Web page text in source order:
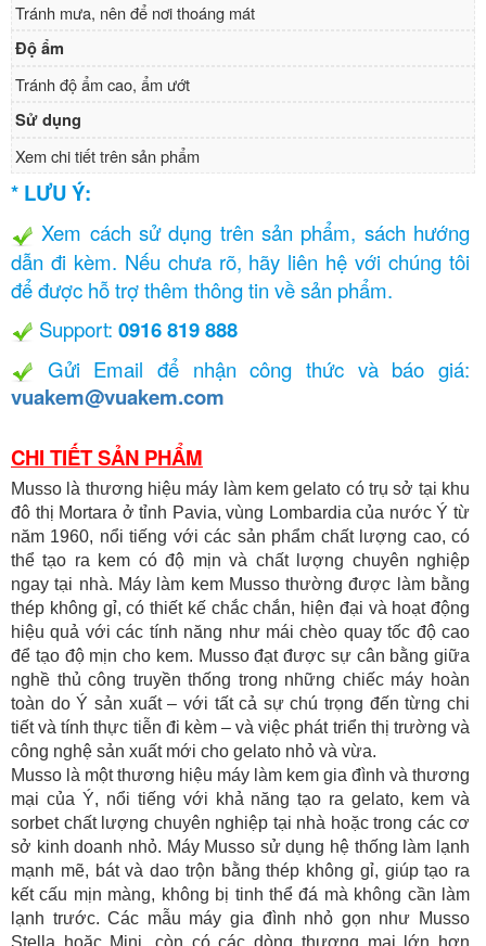
Tránh mưa, nên để nơi thoáng mát
Độ ẩm
Tránh độ ẩm cao, ẩm ướt
Sử dụng
Xem chi tiết trên sản phẩm
* LƯU Ý:
Xem cách sử dụng trên sản phẩm, sách hướng
dẫn đi kèm. Nếu chưa rõ, hãy liên hệ với chúng tôi
để được hỗ trợ thêm thông tin về sản phẩm.
Support: 0916 819 888
Gửi Email để nhận công thức và báo giá:
vuakem@vuakem.com
CHI TIẾT SẢN PHẨM
Musso là thương hiệu máy làm kem gelato có trụ sở tại khu
đô thị Mortara ở tỉnh Pavia, vùng Lombardia của nước Ý từ
năm 1960, nổi tiếng với các sản phẩm chất lượng cao, có
thể tạo ra kem có độ mịn và chất lượng chuyên nghiệp
ngay tại nhà. Máy làm kem Musso thường được làm bằng
thép không gỉ, có thiết kế chắc chắn, hiện đại và hoạt động
hiệu quả với các tính năng như mái chèo quay tốc độ cao
để tạo độ mịn cho kem. Musso đạt được sự cân bằng giữa
nghề thủ công truyền thống trong những chiếc máy hoàn
toàn do Ý sản xuất – với tất cả sự chú trọng đến từng chi
tiết và tính thực tiễn đi kèm – và việc phát triển thị trường và
công nghệ sản xuất mới cho gelato nhỏ và vừa.
Musso là một thương hiệu máy làm kem gia đình và thương
mại của Ý, nổi tiếng với khả năng tạo ra gelato, kem và
sorbet chất lượng chuyên nghiệp tại nhà hoặc trong các cơ
sở kinh doanh nhỏ. Máy Musso sử dụng hệ thống làm lạnh
mạnh mẽ, bát và dao trộn bằng thép không gỉ, giúp tạo ra
kết cấu mịn màng, không bị tinh thể đá mà không cần làm
lạnh trước. Các mẫu máy gia đình nhỏ gọn như Musso
Stella hoặc Mini, còn có các dòng thương mại lớn hơn